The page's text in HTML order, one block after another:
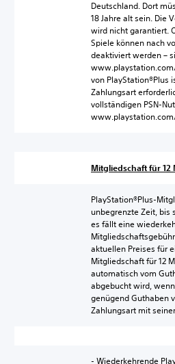
Deutschland. Dort
18 Jahre alt sein. Die
wird nicht garantiert.
Spiele können nach
deaktiviert werden –
von PlayStation®Plus
Zahlungsart
vollständigen PSN-
Mitgliedschaft für 12
PlayStation®Plus-
unbegrenzte Zeit, bis
es fällt eine
aktuellen Preises für
Mitgliedschaft für 12
automatisch vom
abgebucht wird,
genügend Guthaben
Zahlungsart mit
- Wiederkehrende